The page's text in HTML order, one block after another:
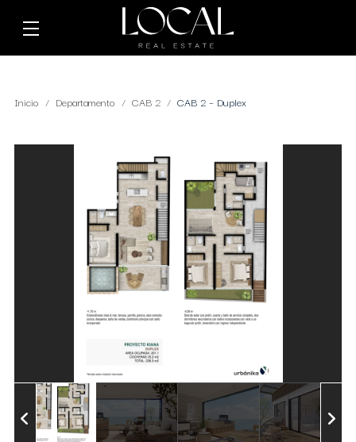
Inicio Departamento CAB 2 CAB 2 – Duplex